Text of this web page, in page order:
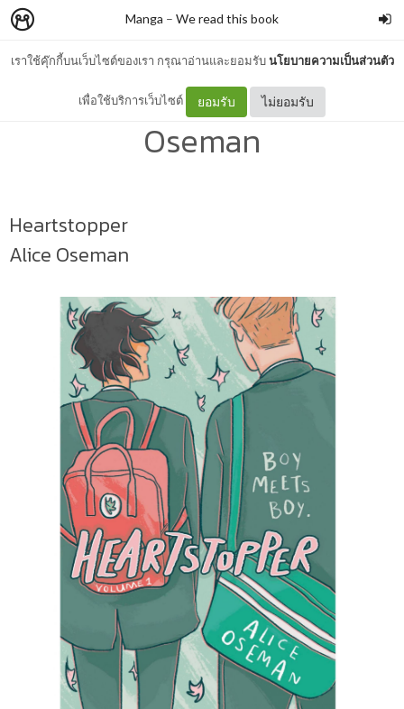
เราใช้คุ๊กกี้บนเว็บไซต์ของเรา กรุณาอ่านและยอมรับนโยบายความเป็นส่วนตัว
เพื่อใช้บริการเว็บไซต์ ยอมรับ ไม่ยอมรับ
Manga – We read this book
Heartstopper - Alice
Oseman
Heartstopper
Alice Oseman